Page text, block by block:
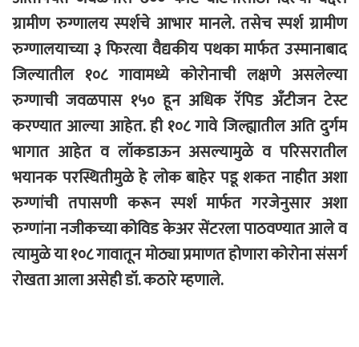
ग्रामीण रुग्णालय स्पर्शचे आभार मानले. तसेच स्पर्श ग्रामीण
रुग्णालयाच्या ३ फिरत्या वैद्यकीय पथका मार्फत उस्मानाबाद
जिल्यातील १०८ गावामध्ये कोरोनाची लक्षणे असलेल्या
रुग्णाची जवळपास १५० हून अधिक रॅपिड अँटीजन टेस्ट
करण्यात आल्या आहेत. ही १०८ गावे जिल्ह्यातील अति दुर्गम
भागात आहेत व लॉकडाऊन असल्यामुळे व परिसरातील
भयानक परस्थितीमुळे हे लोक बाहेर पडू शकत नाहीत अशा
रुग्णांची तपासणी करून स्पर्श मार्फत गरजेनुसार अशा
रुग्णांना नजीकच्या कोविड केअर सेंटरला पाठवण्यात आले व
त्यामुळे या १०८ गावातून मोठ्या प्रमाणत होणारा कोरोना संसर्ग
रोखता आला असेही डॉ. कठारे म्हणाले.